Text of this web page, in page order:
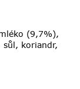
(9,7%),
koriandr,